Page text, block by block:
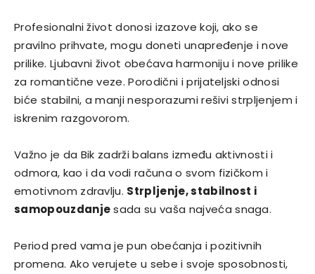
Profesionalni život donosi izazove koji, ako se
pravilno prihvate, mogu doneti unapređenje i nove
prilike. Ljubavni život obećava harmoniju i nove prilike
za romantične veze. Porodični i prijateljski odnosi
biće stabilni, a manji nesporazumi rešivi strpljenjem i
iskrenim razgovorom.
Važno je da Bik zadrži balans između aktivnosti i
odmora, kao i da vodi računa o svom fizičkom i
emotivnom zdravlju. Strpljenje, stabilnost i
samopouzdanjesada su vaša najveća snaga.
Period pred vama je pun obećanja i pozitivnih
promena. Ako verujete u sebe i svoje sposobnosti,